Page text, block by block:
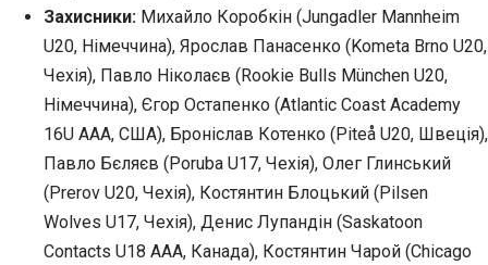
Захисники: Михайло Коробкін (Jungadler Mannheim
U20, Німеччина), Ярослав Панасенко (Kometa Brno U20,
Чехія), Павло Ніколаєв (Rookie Bulls München U20,
Німеччина), Єгор Остапенко (Atlantic Coast Academy
16U AAA, США), Броніслав Котенко (Piteå U20, Швеція),
Павло Бєляєв (Poruba U17, Чехія), Олег Глинський
(Prerov U20, Чехія), Костянтин Блоцький (Pilsen
Wolves U17, Чехія), Денис Лупандін (Saskatoon
Contacts U18 AAA, Канада), Костянтин Чарой (Chicago